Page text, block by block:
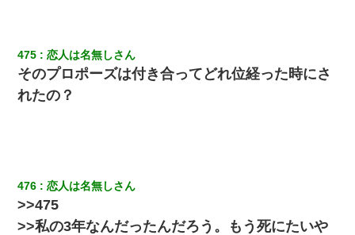
体中に赤い蕁麻疹みたいなのができて、皮膚科にいったら「ジベ
ル薔薇色ひこう疹」という症状だと言われた
居酒屋にて。兄の紹介者「お酒飲みなって」私「未成年なので無
理です！」酷すぎるワードの連発で、耐えきれず店員に5千円を渡
し「お勘定です。逃がして下さい」その後、録音内容を父に聞か
せたら...
475 恋人は名無しさん
そのプロポーズは付き合ってどれ位経った時にさ
れたの？
476 恋人は名無しさん
>>475
>>私の3年なんだったんだろう。もう死にたいや